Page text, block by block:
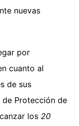
nuevas
por
cuanto al
de sus
de Protección de
los 20